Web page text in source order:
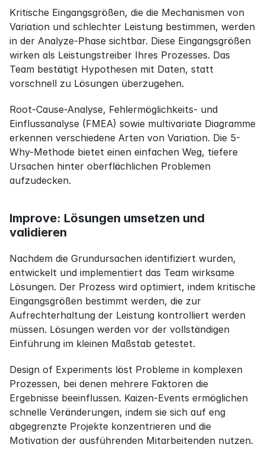
Kritische Eingangsgrößen, die die Mechanismen von
Variation und schlechter Leistung bestimmen, werden
in der Analyze-Phase sichtbar. Diese Eingangsgrößen
wirken als Leistungstreiber Ihres Prozesses. Das
Team bestätigt Hypothesen mit Daten, statt
vorschnell zu Lösungen überzugehen.
Root-Cause-Analyse, Fehlermöglichkeits- und
Einflussanalyse (FMEA) sowie multivariate Diagramme
erkennen verschiedene Arten von Variation. Die 5-
Why-Methode bietet einen einfachen Weg, tiefere
Ursachen hinter oberflächlichen Problemen
aufzudecken.
Improve: Lösungen umsetzen und
validieren
Nachdem die Grundursachen identifiziert wurden,
entwickelt und implementiert das Team wirksame
Lösungen. Der Prozess wird optimiert, indem kritische
Eingangsgrößen bestimmt werden, die zur
Aufrechterhaltung der Leistung kontrolliert werden
müssen. Lösungen werden vor der vollständigen
Einführung im kleinen Maßstab getestet.
Design of Experiments löst Probleme in komplexen
Prozessen, bei denen mehrere Faktoren die
Ergebnisse beeinflussen. Kaizen-Events ermöglichen
schnelle Veränderungen, indem sie sich auf eng
abgegrenzte Projekte konzentrieren und die
Motivation der ausführenden Mitarbeitenden nutzen.